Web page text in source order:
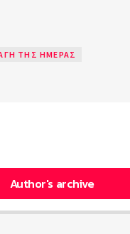
ΤΗΣ ΗΜΈΡΑΣ
Author's archive